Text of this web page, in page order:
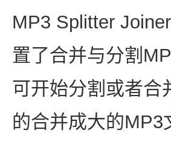
MP3 Splitter
置了合并与分割
可开始分割或者合
的合并成大的MP3